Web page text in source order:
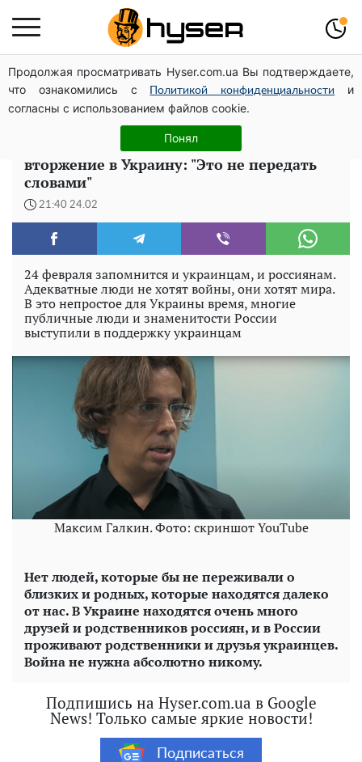
Продолжая просматривать Hyser.com.ua Вы подтверждаете,
что ознакомились с
Политикой конфиденциальности
и
согласны с использованием файлов cookie.
Понял
Дроны с наценкой: Александр Конотопский вывел
миллионы оборонного бюджета через фиктивную
фирму в Эстонии
Максим Галкин отреагировал на
вторжение в Украину: "Это не передать
словами"
21:40 24.02
24 февраля запомнится и украинцам, и россиянам.
Адекватные люди не хотят войны, они хотят мира.
В это непростое для Украины время, многие
публичные люди и знаменитости России
выступили в поддержку украинцам
Максим Галкин. Фото: скриншот YouTube
Нет людей, которые бы не переживали о
близких и родных, которые находятся далеко
от нас. В Украине находятся очень много
друзей и родственников россиян, и в России
проживают родственники и друзья украинцев.
Война не нужна абсолютно никому.
Подпишись на Hyser.com.ua в Google
News! Только самые яркие новости!
Подписаться